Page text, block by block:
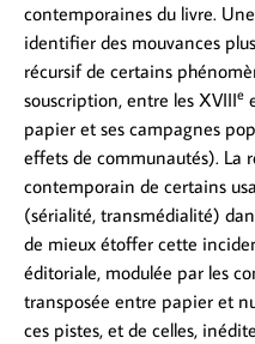
contemporaines du livre.
identifier des mouvances
récursif de certains
souscription, entre les XVIIIe
papier et ses campagnes
effets de communautés). La
contemporain de certains
(sérialité, transmédialité)
de mieux étoffer cette
éditoriale, modulée par les
transposée entre papier et
ces pistes, et de celles,